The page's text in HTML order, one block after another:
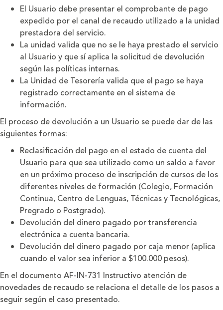
El Usuario debe presentar el comprobante de pago
expedido por el canal de recaudo utilizado a la unidad
prestadora del servicio.
La unidad valida que no se le haya prestado el servicio
al Usuario y que sí aplica la solicitud de devolución
según las políticas internas.
La Unidad de Tesorería valida que el pago se haya
registrado correctamente en el sistema de
información.
El proceso de devolución a un Usuario se puede dar de las
siguientes formas:
Reclasiﬁcación del pago en el estado de cuenta del
Usuario para que sea utilizado como un saldo a favor
en un próximo proceso de inscripción de cursos de los
diferentes niveles de formación (Colegio, Formación
Continua, Centro de Lenguas, Técnicas y Tecnológicas,
Pregrado o Postgrado).
Devolución del dinero pagado por transferencia
electrónica a cuenta bancaria.
Devolución del dinero pagado por caja menor (aplica
cuando el valor sea inferior a $100.000 pesos).
En el documento AF-IN-731 Instructivo atención de
novedades de recaudo se relaciona el detalle de los pasos a
seguir según el caso presentado.